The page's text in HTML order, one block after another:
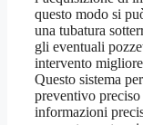
questo modo si
una tubatura
gli eventuali
intervento
Questo sistema
preventivo
informazioni